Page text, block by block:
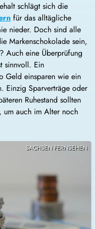
schlägt sich die
für das alltägliche
nieder. Doch sind alle
Markenschokolade sein,
Auch eine Überprüfung
sinnvoll. Ein
Geld einsparen wie ein
Einzig Sparverträge oder
Ruhestand sollten
um auch im Alter noch
SACHSEN FERNSEHEN